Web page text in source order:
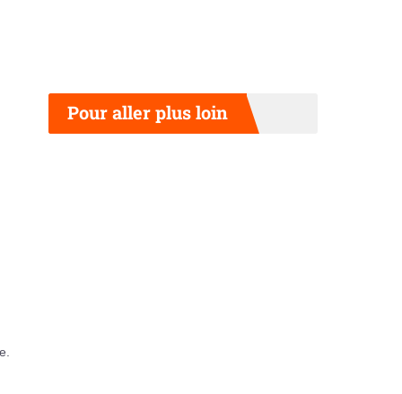
Pour aller plus loin